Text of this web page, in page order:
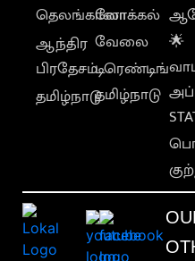
தெலங்கானா
ஆந்திர
பிரதேசம்
தமிழ்நாடு
லோக்கல்
வேலை
டிரெண்டிங்
தமிழ்நாடு
🌟
அப்